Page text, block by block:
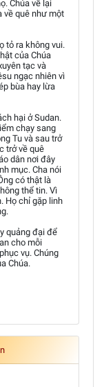
Chúa về lại
về quê như một
tỏ ra không vui.
của Chúa
tạc và
ngạc nhiên vì
bùa hay lừa
hại ở Sudan.
chạy sang
Tu và sau trở
trở về quê
dân nơi đây
mục. Cha nói
có thật là
thể tin. Vì
Họ chỉ gặp linh
quảng đại để
cho mỗi
vụ. Chúng
Chúa.